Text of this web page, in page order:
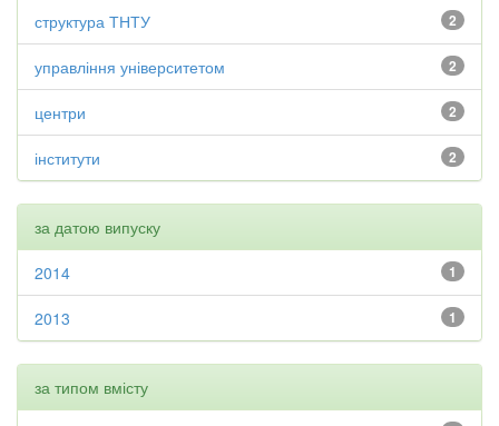
2
структура ТНТУ
2
управління університетом
2
центри
2
інститути
за датою випуску
1
2014
1
2013
за типом вмісту